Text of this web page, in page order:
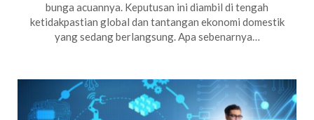
bunga acuannya. Keputusan ini diambil di tengah
ketidakpastian global dan tantangan ekonomi domestik
yang sedang berlangsung. Apa sebenarnya…